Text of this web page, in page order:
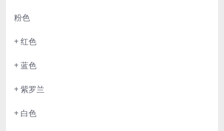
粉色
+ 红色
+ 蓝色
+ 紫罗兰
+ 白色